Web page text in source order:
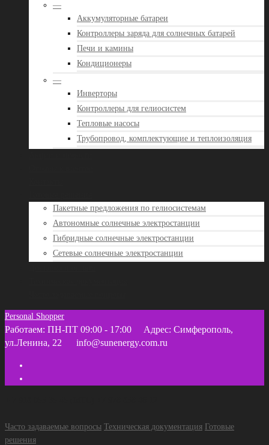
—
Аккумуляторные батареи
Контроллеры заряда для солнечных батарей
Печи и камины
Кондиционеры
—
Инверторы
Контроллеры для гелиосистем
Тепловые насосы
Трубопровод, комплектующие и теплоизоляция
Пакетные предложения по гелиосистемам
Автономные солнечные электростанции
Гибридные солнечные электростанции
Сетевые солнечные электростанции
Personal Shopper
Работаем: ПН-ПТ 09:00 - 17:00
Адрес: Симферополь,
ул.Ленина, 22
info@sunenergy.com.ru
Часто задаваемые вопросы Техническая документация Готовые
решения